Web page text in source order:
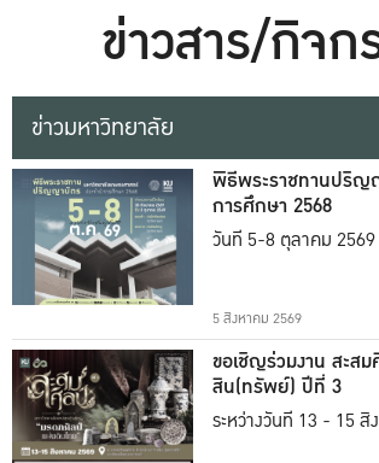
ข่าวสาร/กิจก
ข่าวมหาวิทยาลัย
พิธีพระราชทานปริญ
การศึกษา 2568
วันที่ 5-8 ตุลาคม 2569
5 สิงหาคม 2569
ขอเชิญร่วมงาน สะส
สิน(ทรัพย์) ปีที่ 3
ระหว่างวันที่ 13 - 15